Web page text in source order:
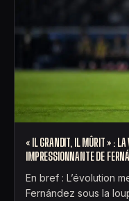
« IL GRANDIT, IL MÛRIT » : LA
IMPRESSIONNANTE DE
En bref : L’évolution
Fernández sous la